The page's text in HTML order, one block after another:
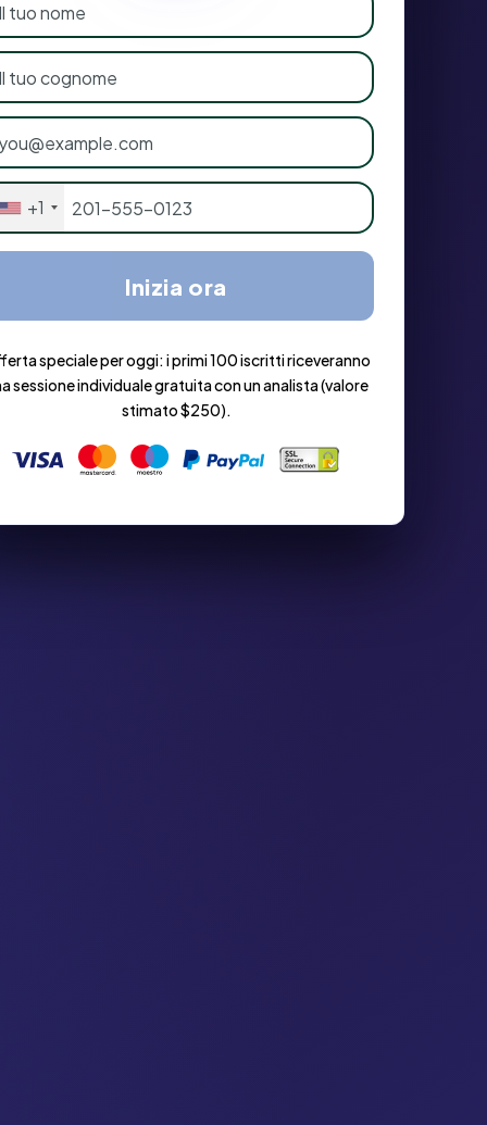
+1
Inizia ora
speciale per oggi: i primi 100 iscritti riceveranno
sessione individuale gratuita con un analista (valore
stimato $250).